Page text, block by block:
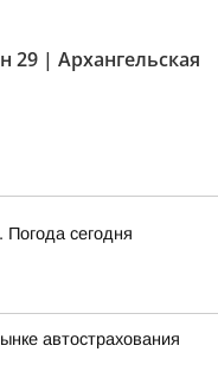
29 | Архангельская
Погода сегодня
автострахования